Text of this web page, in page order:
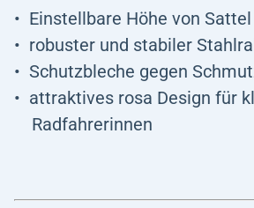
Einstellbare Höhe von
robuster und stabiler
Schutzbleche gegen
attraktives rosa Design für
Radfahrerinnen